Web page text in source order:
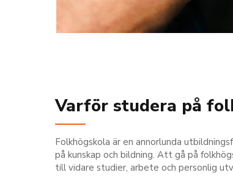
Varför studera på
Folkhögskola är en annorlunda
på kunskap och bildning. Att gå på
till vidare studier, arbete och personlig